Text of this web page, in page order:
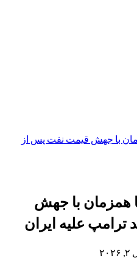
با جهش قیمت نفت پس از
همزمان با جهش
علیه ایران